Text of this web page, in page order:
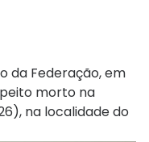
da Federação, em
morto na
na localidade do